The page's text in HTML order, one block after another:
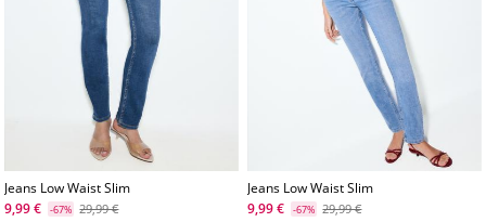
Jeans Low Waist Slim
9,99 €
-67% 29,99 €
Jeans Low Waist Slim
9,99 €
-67% 29,99 €